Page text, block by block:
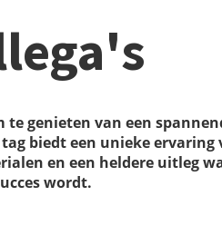
genieten van een
biedt een unieke ervaring
en een heldere uitleg
wordt.